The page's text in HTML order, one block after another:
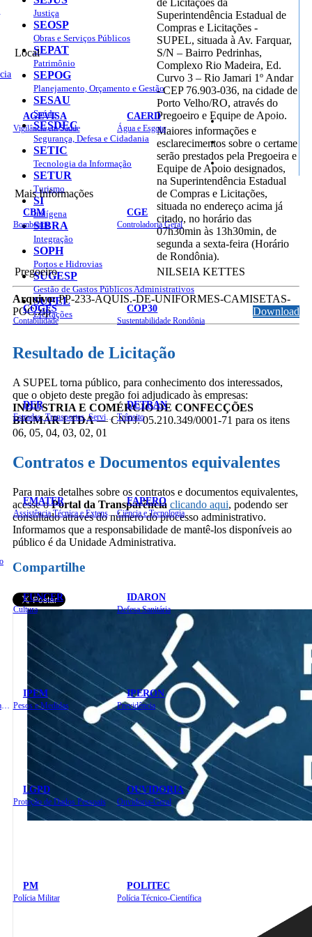
AGEVISA
Vigilância em Saúde
CAERD
Água e Esgoto
CBM
Bombeiros
CGE
Controladoria Geral
COGES
Contabilidade
COP30
Sustentabilidade Rondônia
DER
Estradas, Transportes, Serviços Públicos
DETRAN
Trânsito
EMATER
Assistência Técnica e Extensão Rural
FAPERO
Ciência e Tecnologia
FUNCER
Cultura
IDARON
Defesa Sanitária
IPEM
Pesos e Medidas
IPERON
Previdência
LGPD
Proteção de Dados Pessoais
OUVIDORIA
Ouvidoria-Geral
PM
Polícia Militar
POLITEC
Polícia Técnico-Científica
Mapa do Site
Sites
Justiça
SEOSP
Obras e Serviços Públicos
SEPAT
Patrimônio
SEPOG
Planejamento, Orçamento e Gestão
SESAU
Saúde
SESDEC
Segurança, Defesa e Cidadania
SETIC
Tecnologia da Informação
SETUR
Turismo
SI
Indígena
SIBRA
Integração
SOPH
Portos e Hidrovias
SUGESP
Gestão de Gastos Públicos Administrativos
SUPEL
Licitações
Local
Superintendência Estadual de
Compras e Licitações -
SUPEL, situada à Av. Farquar,
S/N – Bairro Pedrinhas,
Complexo Rio Madeira, Ed.
Curvo 3 – Rio Jamari 1º Andar
- CEP 76.903-036, na cidade de
Porto Velho/RO, através do
Pregoeiro e Equipe de Apoio.
Mais Informações
Maiores informações e
esclarecimentos sobre o certame
serão prestados pela Pregoeira e
Equipe de Apoio designados,
na Superintendência Estadual
de Compras e Licitações,
situada no endereço acima já
citado, no horário das
07h30min às 13h30min, de
segunda a sexta-feira (Horário
de Rondônia).
Pregoeiro
NILSEIA KETTES
Arquivo:PP-233-AQUIS.-DE-UNIFORMES-CAMISETAS-
POC.zip
Download
Resultado de Licitação
A SUPEL torna público, para conhecimento dos interessados,
que o objeto deste pregão foi adjudicado às empresas:
INDÚSTRIA E COMÉRCIO DE CONFECÇÕES
BIGMAR LTDA— CNPJ: 05.210.349/0001-71 para os itens
06, 05, 04, 03, 02, 01
Contratos e Documentos equivalentes
Para mais detalhes sobre os contratos e documentos equivalentes,
acesse oPortal da Transparência clicando aqui, podendo ser
consultado através do número do processo administrativo.
Informamos que a responsabilidade de mantê-los disponíveis ao
público é da Unidade Administrativa.
Compartilhe